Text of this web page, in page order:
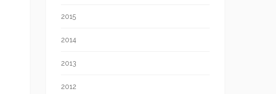
2015
2014
2013
2012